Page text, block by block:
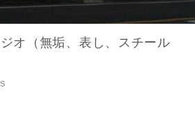
オ（無垢、表し、スチール